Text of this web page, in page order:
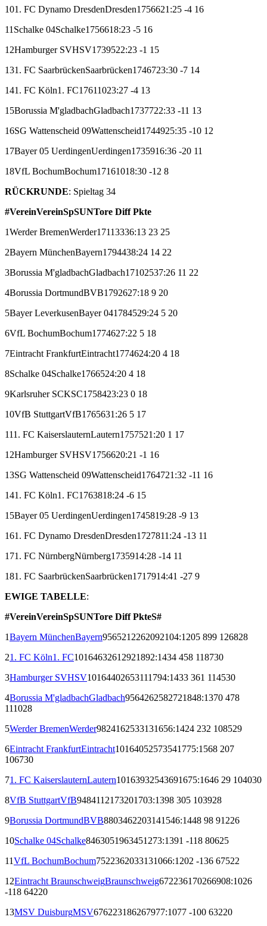
101. FC Dynamo DresdenDresden1756621:25 -4 16
11 Schalke 04Schalke1756618:23 -5 16
12Hamburger SVHSV1739522:23 -1 15
131. FC SaarbrückenSaarbrücken1746723:30 -7 14
141. FC Köln1. FC17611023:27 -4 13
15Borussia M'gladbachGladbach1737722:33 -11 13
16SG Wattenscheid 09Wattenscheid1744925:35 -10 12
17Bayer 05 UerdingenUerdingen1735916:36 -20 11
18VfL BochumBochum17161018:30 -12 8
RÜCKRUNDE: Spieltag 34
#VereinVereinSpSUNTore Diff Pkte
1Werder BremenWerder17113336:13 23 25
2Bayern MünchenBayern1794438:24 14 22
3Borussia M'gladbachGladbach17102537:26 11 22
4Borussia DortmundBVB1792627:18 9 20
5Bayer LeverkusenBayer 041784529:24 5 20
6VfL BochumBochum1774627:22 5 18
7Eintracht FrankfurtEintracht1774624:20 4 18
8Schalke 04Schalke1766524:20 4 18
9Karlsruher SCKSC1758423:23 0 18
10VfB StuttgartVfB1765631:26 5 17
111. FC KaiserslauternLautern1757521:20 1 17
12Hamburger SVHSV1756620:21 -1 16
13SG Wattenscheid 09Wattenscheid1764721:32 -11 16
141. FC Köln1. FC1763818:24 -6 15
15Bayer 05 UerdingenUerdingen1745819:28 -9 13
161. FC Dynamo DresdenDresden1727811:24 -13 11
171. FC NürnbergNürnberg1735914:28 -14 11
181. FC SaarbrückenSaarbrücken171 7914:41 -27 9
EWIGE TABELLE:
#VereinVereinSpSUNTore Diff PkteS#
1Bayern MünchenBayern956521 2262092104:1205 899 126828
21. FC Köln1. FC1016463261 2921892:1434 458 118730
3Hamburger SVHSV10164402653111794:1433 361 114530
4Borussia M'gladbachGladbach9564262582721848:1370 478
111028
5Werder BremenWerder9824162533131656:1424 232 108529
6Eintracht FrankfurtEintracht10164052573541775:1568 207
106730
71. FC KaiserslauternLautern10163932543691675:1646 29 104030
8VfB StuttgartVfB948411 2173201703:1398 305 103928
9Borussia DortmundBVB8803462203141546:1448 98 91226
10Schalke 04Schalke8463051963451273:1391 -118 80625
11VfL BochumBochum7522362033131066:1202 -136 67522
12Eintracht BraunschweigBraunschweig672236170266908:1026
-118 64220
13MSV DuisburgMSV676223186267977:1077 -100 63220